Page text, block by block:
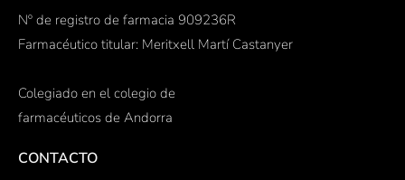
Nº de registro de farmacia 909236R
Farmacéutico titular: Meritxell Martí Castanyer
Colegiado en el colegio de
farmacéuticos de Andorra
CONTACTO